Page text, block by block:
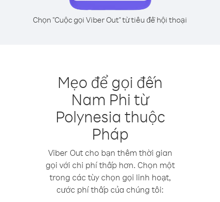
Chọn "Cuộc gọi Viber Out" từ tiêu đề hội thoại
Mẹo để gọi đến
Nam Phi từ
Polynesia thuộc
Pháp
Viber Out cho bạn thêm thời gian
gọi với chi phí thấp hơn. Chọn một
trong các tùy chọn gọi linh hoạt,
cước phí thấp của chúng tôi: